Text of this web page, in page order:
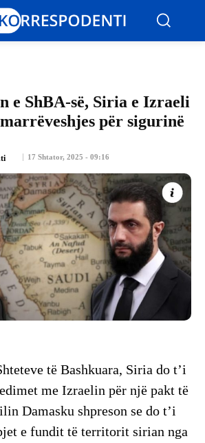
e ShBA-së, Siria e Izraeli
për sigurinë
17 Shtator, 2025 - 09:16
të Bashkuara, Siria do t’i
me Izraelin për një pakt të
Damasku shpreson se do t’i
e fundit të territorit sirian nga